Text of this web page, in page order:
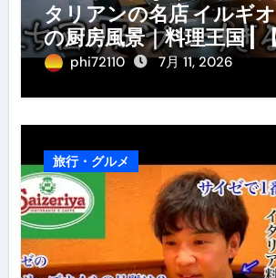
タリアンの名店 イルギ
の厨房風景｜料理王国 |
界】【イタリアン】【営
phi72110 7月 11, 2026
旅行・グルメ